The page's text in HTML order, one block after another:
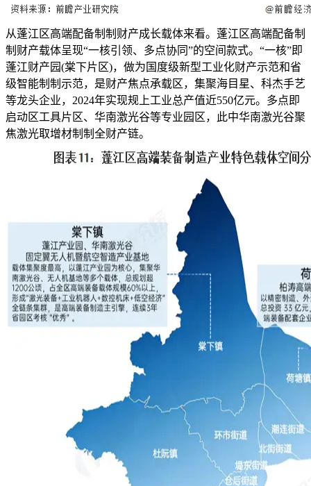
从蓬江区高端配备制制财产成长载体来看。蓬江区高端配备制
制财产载体呈现“一核引领、多点协同”的空间款式。“一核”即
蓬江财产园(棠下片区)，做为国度级新型工业化财产示范和省
级智能制制示范，是财产焦点承载区，集聚海目星、科杰手艺
等龙头企业，2024年实现规上工业总产值近550亿元。多点即
启动区工具片区、华南激光谷等专业园区，此中华南激光谷聚
焦激光取增材制制全财产链。